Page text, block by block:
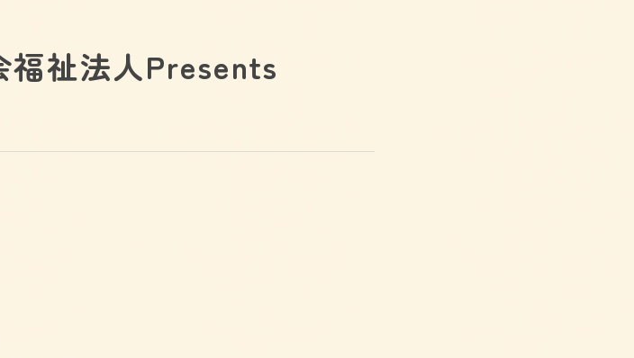
福祉法人Presents